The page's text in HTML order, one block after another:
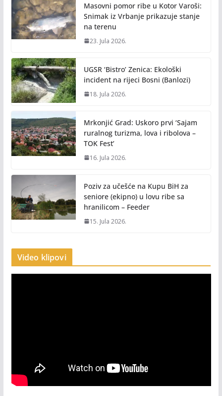
Masovni pomor ribe u Kotor Varoši:
Snimak iz Vrbanje prikazuje stanje
na terenu
23. Jula 2026.
UGSR ‘Bistro’ Zenica: Ekološki
incident na rijeci Bosni (Banlozi)
18. Jula 2026.
Mrkonjić Grad: Uskoro prvi ‘Sajam
ruralnog turizma, lova i ribolova –
TOK Fest’
16. Jula 2026.
Poziv za učešće na Kupu BiH za
seniore (ekipno) u lovu ribe sa
hranilicom – Feeder
15. Jula 2026.
Video klipovi